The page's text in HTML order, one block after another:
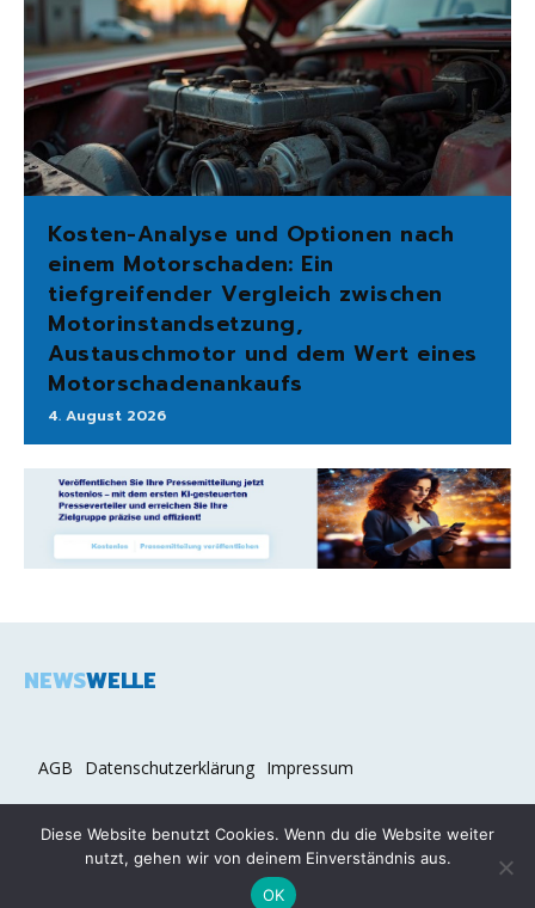
Kosten-Analyse und Optionen nach
einem Motorschaden: Ein
tiefgreifender Vergleich zwischen
Motorinstandsetzung,
Austauschmotor und dem Wert eines
Motorschadenankaufs
4. August 2026
NEWSWELLE
AGB Datenschutzerklärung Impressum
2026 COPYRIGHT © NEWSWELLE.DE
Diese Website benutzt Cookies. Wenn du die Website weiter
nutzt, gehen wir von deinem Einverständnis aus.
OK